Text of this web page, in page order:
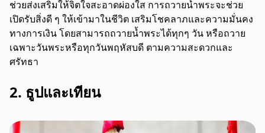
ช่วยส่งเสริมให้จิตใจสะอาดผ่องใส การถวายน้ำพระจะช่วย
เปิดรับสิ่งดี ๆ ให้เข้ามาในชีวิต เสริมโชคลาภและความมั่นคง
ทางการเงิน โดยสามารถถวายน้ำพระได้ทุกๆ วัน หรือถวาย
เฉพาะวันพระหรือทุกวันพฤหัสบดี ตามความสะดวกและ
ศรัทธา
2. ธูปและเทียน